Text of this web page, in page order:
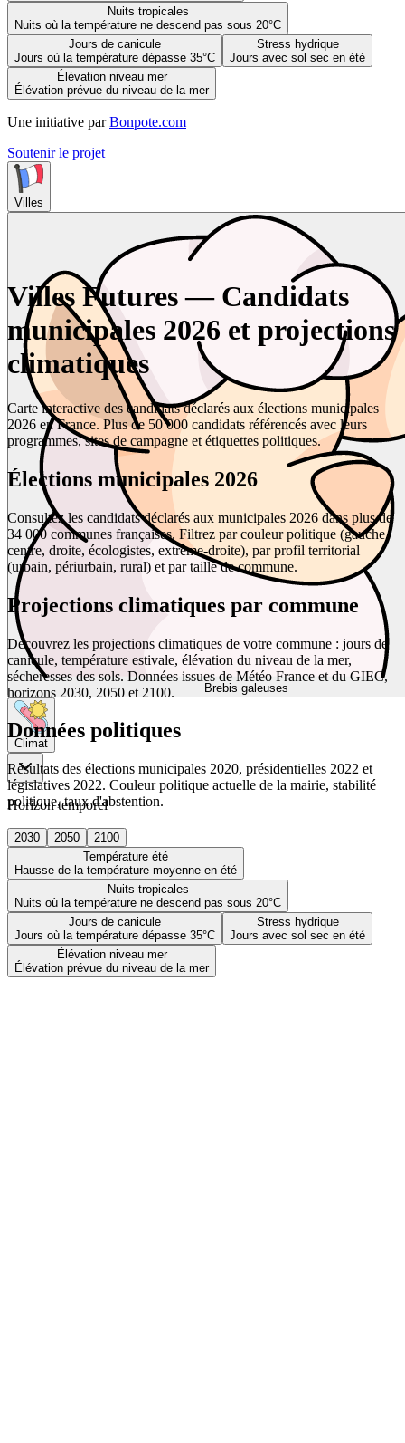
Nuits tropicales
Nuits où la température ne descend pas sous 20°C
Jours de canicule
Jours où la température dépasse 35°C
Stress hydrique
Jours avec sol sec en été
Élévation niveau mer
Élévation prévue du niveau de la mer
Une initiative par Bonpote.com
Soutenir le projet
Villes
Brebis galeuses
Climat
Horizon temporel
2030 2050
2100
Température été
Hausse de la température moyenne en été
Nuits tropicales
Nuits où la température ne descend pas sous 20°C
Jours de canicule
Jours où la température dépasse 35°C
Stress hydrique
Jours avec sol sec en été
Élévation niveau mer
Élévation prévue du niveau de la mer
Villes Futures — Candidats
municipales 2026 et projections
climatiques
Carte interactive des candidats déclarés aux élections municipales
2026 en France. Plus de 50 000 candidats référencés avec leurs
programmes, sites de campagne et étiquettes politiques.
Élections municipales 2026
Consultez les candidats déclarés aux municipales 2026 dans plus de
34 000 communes françaises. Filtrez par couleur politique (gauche,
centre, droite, écologistes, extrême-droite), par profil territorial
(urbain, périurbain, rural) et par taille de commune.
Projections climatiques par commune
Découvrez les projections climatiques de votre commune : jours de
canicule, température estivale, élévation du niveau de la mer,
sécheresses des sols. Données issues de Météo France et du GIEC,
horizons 2030, 2050 et 2100.
Données politiques
Résultats des élections municipales 2020, présidentielles 2022 et
législatives 2022. Couleur politique actuelle de la mairie, stabilité
politique, taux d'abstention.